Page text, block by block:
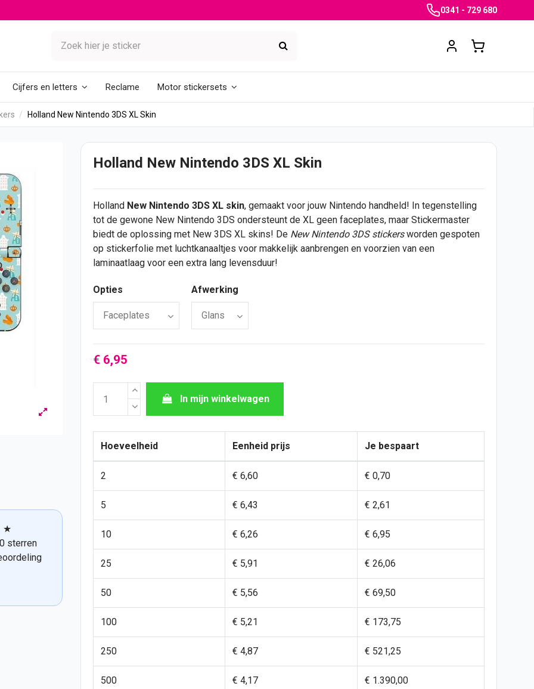
0341 - 729 680
Cijfers en letters Reclame Motor stickersets
Holland New Nintendo 3DS XL Skin
★
sterren
Holland New Nintendo 3DS XL Skin
Holland New Nintendo 3DS XL skin, gemaakt voor jouw Nintendo handheld! In tegenstelling
tot de gewone New Nintendo 3DS ondersteunt de XL geen faceplates, maar Stickermaster
biedt de oplossing met New 3DS XL skins! De New Nintendo 3DS stickersworden gespoten
op stickerfolie met luchtkanaaltjes voor makkelijk aanbrengen en voorzien van een
laminaatlaag voor een extra lang levensduur!
Opties Afwerking
€ 6,95
In mijn winkelwagen
Hoeveelheid Eenheid prijs Je bespaart
2 € 6,60 € 0,70
5 € 6,43 € 2,61
10 € 6,26 € 6,95
25 € 5,91 € 26,06
50 € 5,56 € 69,50
100 € 5,21 € 173,75
250 € 4,87 € 521,25
500 € 4,17 € 1.390,00